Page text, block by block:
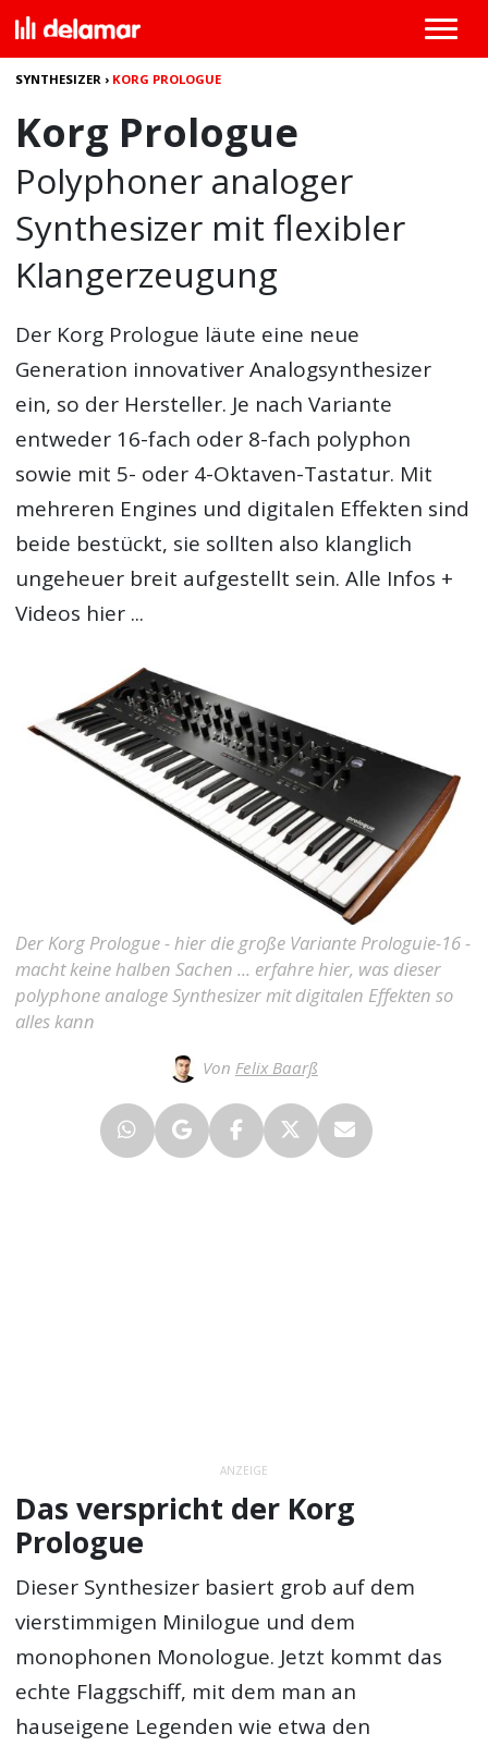
SYNTHESIZER › KORG PROLOGUE
Korg Prologue
Polyphoner analoger
Synthesizer mit flexibler
Klangerzeugung
Der Korg Prologue läute eine neue
Generation innovativer Analogsynthesizer
ein, so der Hersteller. Je nach Variante
entweder 16-fach oder 8-fach polyphon
sowie mit 5- oder 4-Oktaven-Tastatur. Mit
mehreren Engines und digitalen Effekten sind
beide bestückt, sie sollten also klanglich
ungeheuer breit aufgestellt sein. Alle Infos +
Videos hier ...
Der Korg Prologue - hier die große Variante Prologuie-16 -
macht keine halben Sachen ... erfahre hier, was dieser
polyphone analoge Synthesizer mit digitalen Effekten so
alles kann
Von Felix Baarß
ANZEIGE
Das verspricht der Korg
Prologue
Dieser Synthesizer basiert grob auf dem
vierstimmigen Minilogue und dem
monophonen Monologue. Jetzt kommt das
echte Flaggschiff, mit dem man an
hauseigene Legenden wie etwa den